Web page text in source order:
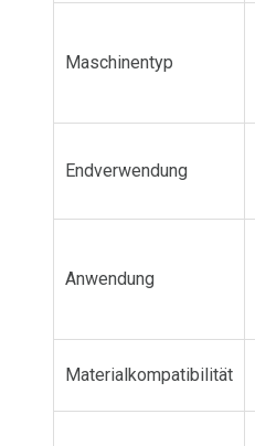
Maschinentyp
Endverwendung
Anwendung
Materialkompatibilität